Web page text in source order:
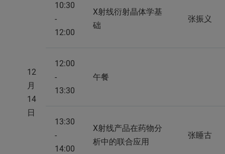
12
月
14
日
10:30
-
12:00
X射线衍射晶体学基
础
张振义
12:00
-
13:30
午餐
13:30
-
14:00
X射线产品在药物分
析中的联合应用
张睡古